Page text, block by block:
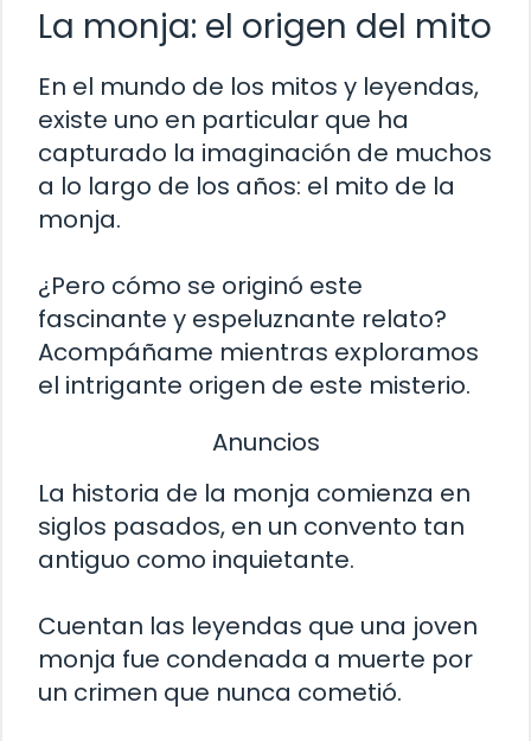
La monja: el origen del mito
En el mundo de los mitos y leyendas,
existe uno en particular que ha
capturado la imaginación de muchos
a lo largo de los años: el mito de la
monja.
¿Pero cómo se originó este
fascinante y espeluznante relato?
Acompáñame mientras exploramos
el intrigante origen de este misterio.
Anuncios
La historia de la monja comienza en
siglos pasados, en un convento tan
antiguo como inquietante.
Cuentan las leyendas que una joven
monja fue condenada a muerte por
un crimen que nunca cometió.